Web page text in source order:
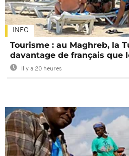
INFO
Tourisme : au Maghreb, la
davantage de français que
Il y a 20 heures